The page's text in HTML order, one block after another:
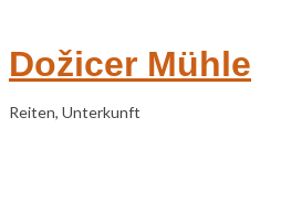
Dožicer Mühle
Reiten, Unterkunft